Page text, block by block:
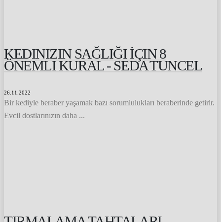
KEDINIZIN SAĞLIĞI İÇIN 8
ÖNEMLI KURAL - SEDA TUNCEL
26.11.2022
Bir kediyle beraber yaşamak bazı sorumlulukları beraberinde getirir.
Evcil dostlarınızın daha ...